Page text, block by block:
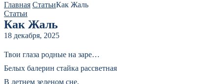
Главная СтатьиКак Жаль
Статьи
Как Жаль
18 декабря, 2025
Твои глаза родные на заре…
Белых балерин стайка рассветная
В летнем зеленом сне,